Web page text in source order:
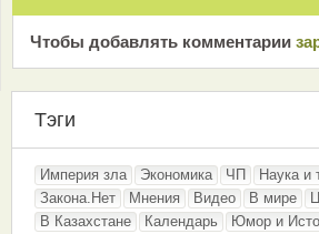
Чтобы добавлять комментарии
Тэги
Империя зла Экономика ЧП Наука и
Закона.Нет
Мнения Видео В мире
В Казахстане
Календарь Юмор и